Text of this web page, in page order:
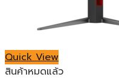
Quick View
สินค้าหมดแล้ว